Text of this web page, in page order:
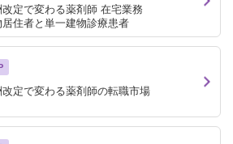
定で変わる薬剤師 在宅業務
居住者と単一建物診療患者
定で変わる薬剤師の転職市場